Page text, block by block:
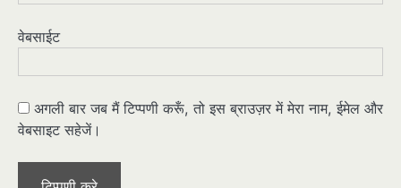
वेबसाईट
अगली बार जब मैं टिप्पणी करूँ, तो इस ब्राउज़र में मेरा नाम, ईमेल और
वेबसाइट सहेजें।